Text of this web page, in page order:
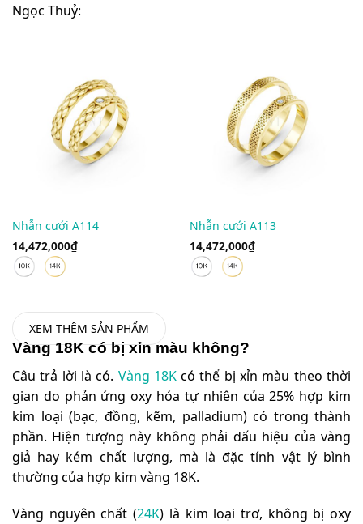
Ngọc Thuỷ:
Nhẫn cưới A114
14,472,000₫
Nhẫn cưới A113
14,472,000₫
XEM THÊM SẢN PHẨM
Vàng 18K có bị xỉn màu không?
Câu trả lời là có. Vàng 18Kcó thể bị xỉn màu theo thời
gian do phản ứng oxy hóa tự nhiên của 25% hợp kim
kim loại (bạc, đồng, kẽm, palladium) có trong thành
phần. Hiện tượng này không phải dấu hiệu của vàng
giả hay kém chất lượng, mà là đặc tính vật lý bình
thường của hợp kim vàng 18K.
Vàng nguyên chất (24K) là kim loại trơ, không bị oxy